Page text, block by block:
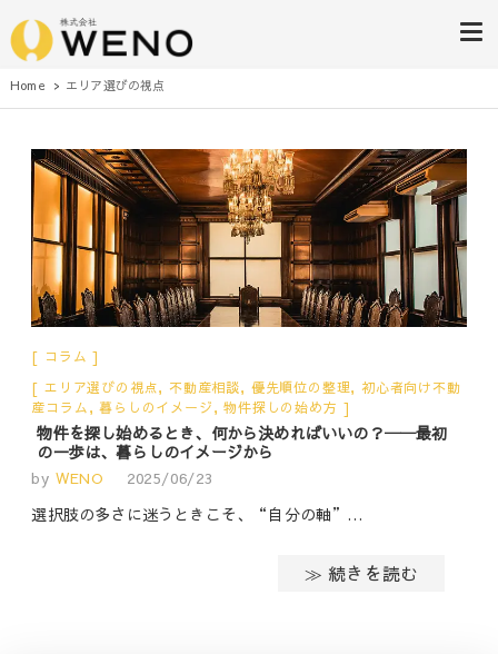
株式会社WENO
Home エリア選びの視点
コラム
エリア選びの視点,不動産相談, 優先順位の整理, 初心者向け不動
産コラム,暮らしのイメージ,物件探しの始め方
物件を探し始めるとき、何から決めればいいの？──最初
の一歩は、暮らしのイメージから
by WENO 2025/06/23
選択肢の多さに迷うときこそ、“自分の軸”…
≫ 続きを読む